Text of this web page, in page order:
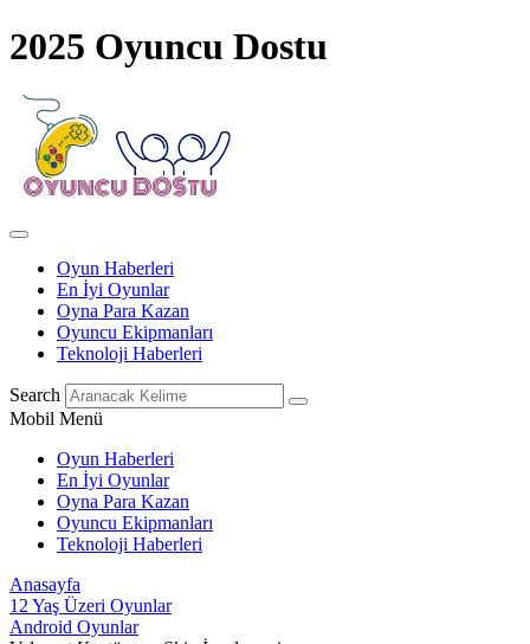
2025 Oyuncu Dostu
Oyun Haberleri
En İyi Oyunlar
Oyna Para Kazan
Oyuncu Ekipmanları
Teknoloji Haberleri
Search
Mobil Menü
Oyun Haberleri
En İyi Oyunlar
Oyna Para Kazan
Oyuncu Ekipmanları
Teknoloji Haberleri
Anasayfa
12 Yaş Üzeri Oyunlar
Android Oyunlar